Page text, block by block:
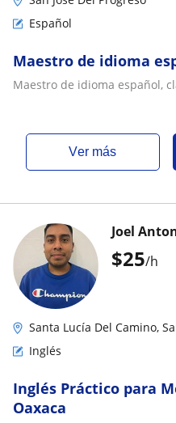
Español
Maestro de idioma
Maestro de idioma español,
ver más
$25/h
Joel
Santa Lucía Del Camino,
Inglés
Inglés Práctico para
Oaxaca